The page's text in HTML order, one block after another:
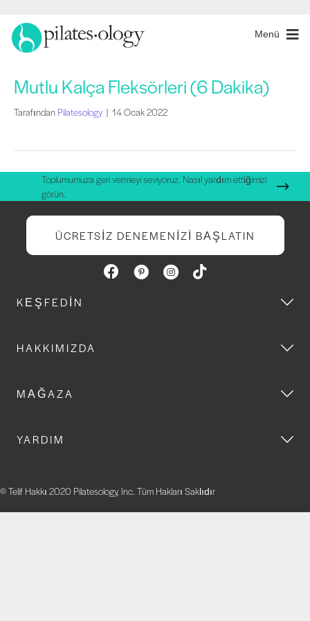
Menü
Mutlu Kalça Fleksörleri (6 Dakika)
Tarafından Pilatesology | 14 Ocak 2022
Toplumumuza geri vermeyi seviyoruz. Nasıl yardım ettiğimizi
görün.
ÜCRETSIZ DENEMENIZI BAŞLATIN
KEŞFEDIN
HAKKIMIZDA
MAĞAZA
YARDIM
© Telif Hakkı 2020 Pilatesology, Inc. Tüm Hakları Saklıdır